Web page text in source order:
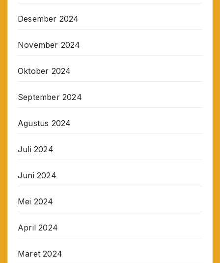
Desember 2024
November 2024
Oktober 2024
September 2024
Agustus 2024
Juli 2024
Juni 2024
Mei 2024
April 2024
Maret 2024